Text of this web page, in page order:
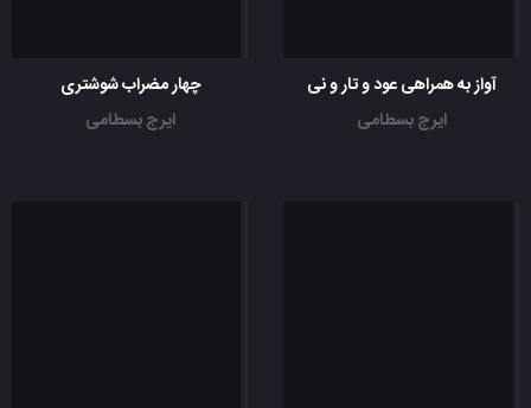
آواز به همراهی عود و تار و نی
ایرج بسطامی
چهار مضراب شوشتری
ایرج بسطامی